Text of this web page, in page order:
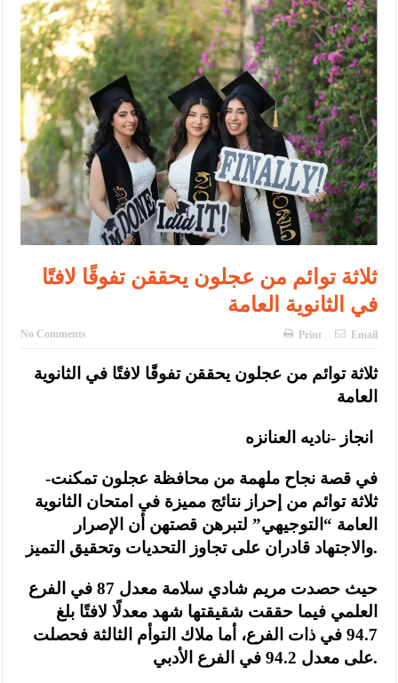
الأمن يتلف 16 مليون حبة كبتاجون و1480 كغم مواد مخدرة
النواب يقر مشروع تعديل قانون الملكية العقارية
القاضي يلتقي رؤساء تحرير الصحف اليومية ويؤكد حرص مجلس النواب
على شراكة فاعلة مع الإعلام
دعوة المكلفين بخدمة العلم (الدفعة الثالثة) إلى مراجعة منصة خدمة
العلم
الملك يلتقي مجموعة من رفاق السلاح
الملك يتلقى اتصالا هاتفيا من العاهل البحريني
القاضي محمود أحمد فريحات.. مبارك ومزيدا من التوفيق
ثلاثة توائم من عجلون يحققن تفوقًا لافتًا
في الثانوية العامة
No Comments Print Email
ثلاثة توائم من عجلون يحققن تفوقًا لافتًا في الثانوية
العامة
-في قصة نجاح ملهمة من محافظة عجلون تمكنت
ثلاثة توائم من إحراز نتائج مميزة في امتحان الثانوية
العامة “التوجيهي” لتبرهن قصتهن أن الإصرار
والاجتهاد قادران على تجاوز التحديات وتحقيق التميز.
حيث حصدت مريم شادي سلامة معدل 87 في الفرع
العلمي فيما حققت شقيقتها شهد معدلًا لافتًا بلغ
94.7 في ذات الفرع، أما ملاك التوأم الثالثة فحصلت
على معدل 94.2 في الفرع الأدبي.